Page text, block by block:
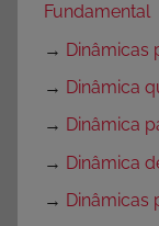
Fundamental
→ Dinâmicas
→ Dinâmica
→ Dinâmica
→ Dinâmica
→ Dinâmicas